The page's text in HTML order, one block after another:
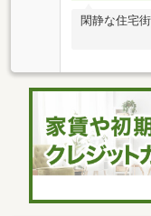
閑静な住宅